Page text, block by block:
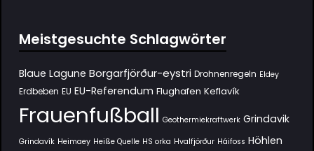
Meistgesuchte Schlagwörter
Blaue Lagune Borgarfjörður-eystri Drohnenregeln Eldey
Erdbeben EU EU-Referendum Flughafen Keflavík
Frauenfußball Geothermiekraftwerk Grindavik
Grindavík Heimaey Heiße Quelle HS orka Hvalfjörður Háifoss Höhlen